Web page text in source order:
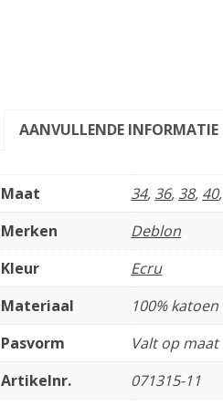
AANVULLENDE INFORMATIE
Maat 34, 36, 38, 40,
Merken
Deblon
Kleur
Ecru
Materiaal
100% katoen
Pasvorm
Valt op maat
Artikelnr.
071315-11